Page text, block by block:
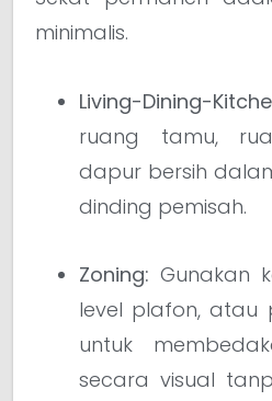
minimalis.
Living-Dining-
ruang tamu,
dapur bersih
dinding pemisah.
Zoning: Gunakan
level plafon, atau
untuk
secara visual